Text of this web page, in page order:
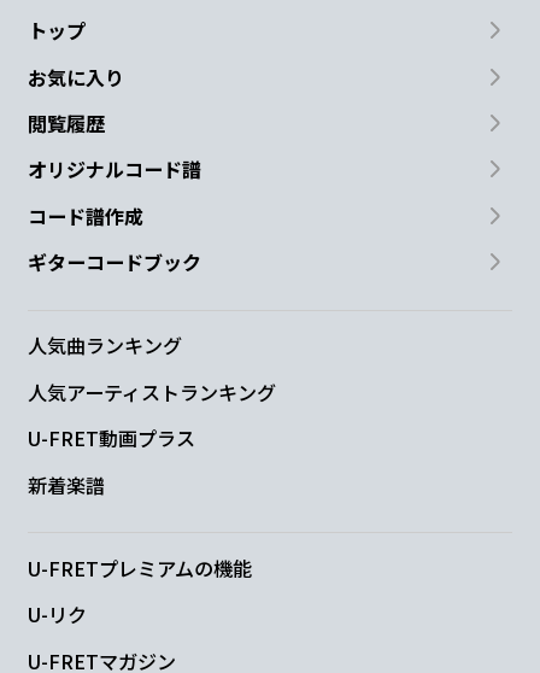
トップ
お気に入り
閲覧履歴
オリジナルコード譜
コード譜作成
ギターコードブック
人気曲ランキング
人気アーティストランキング
U-FRET動画プラス
新着楽譜
U-FRETプレミアムの機能
U-リク
U-FRETマガジン